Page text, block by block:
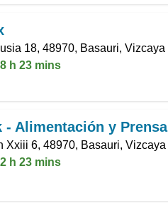
18, 48970, Basauri, Vizcaya
h 23 mins
- Alimentación y Prensa
Xxiii 6, 48970, Basauri, Vizcaya
h 23 mins